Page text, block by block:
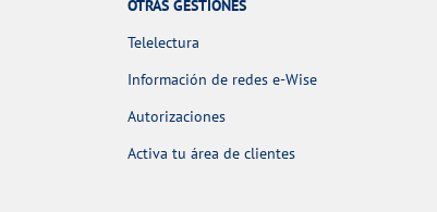
OTRAS GESTIONES
Telelectura
Información de redes e-Wise
Autorizaciones
Activa tu área de clientes